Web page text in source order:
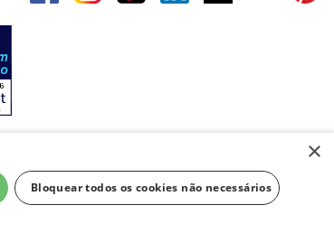
×
Bloquear todos os cookies não necessários